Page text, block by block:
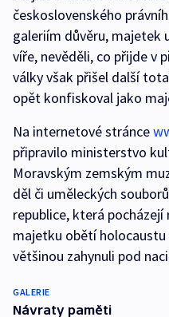
československého
galeriím důvěru, majetek
víře, nevěděli, co přijde v
války však přišel další
opět konfiskoval jako
Na internetové stránce
připravilo ministerstvo
Moravským zemským
děl či uměleckých
republice, která
majetku obětí
většinou zahynuli pod
GALERIE
Návraty paměti